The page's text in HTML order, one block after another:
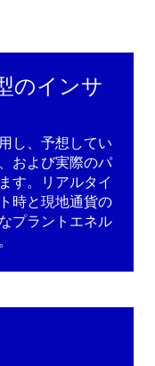
のインサ
し、予想してい
および実際のパ
す。リアルタイ
時と現地通貨の
プラントエネル